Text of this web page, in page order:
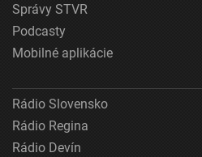
Správy STVR
Podcasty
Mobilné aplikácie
Rádio Slovensko
Rádio Regina
Rádio Devín